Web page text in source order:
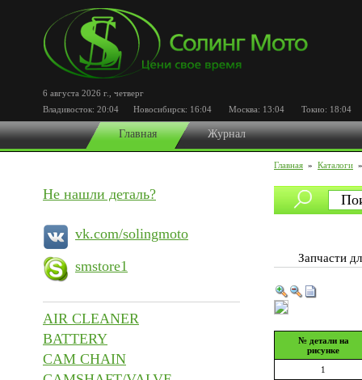
6 августа 2026 г.
четверг
Владивосток: 20:04 Новосибирск: 16:04 Москва: 13:04 Токио: 18:04
Главная Журнал
Главная » Каталоги
Не нашли деталь?
vk.com/solingmoto
smstore1
AIR CLEANER
BATTERY
CAM CHAIN
Запчасти
№ детали на
рисунке
1